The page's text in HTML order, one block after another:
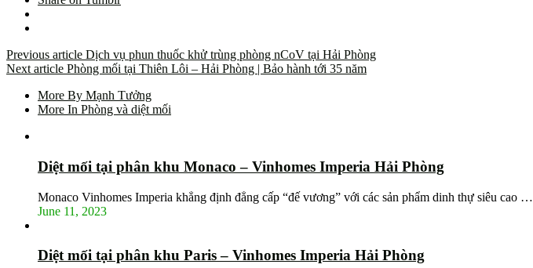
Previous article Dịch vụ phun thuốc khử trùng phòng nCoV tại Hải Phòng
Next article Phòng mối tại Thiên Lôi – Hải Phòng | Bảo hành tới 35 năm
More By Mạnh Tưởng
More In Phòng và diệt mối
Diệt mối tại phân khu Monaco – Vinhomes Imperia Hải Phòng
Monaco Vinhomes Imperia khẳng định đẳng cấp “đế vương” với các sản phẩm dinh thự siêu cao …
June 11, 2023
Diệt mối tại phân khu Paris – Vinhomes Imperia Hải Phòng